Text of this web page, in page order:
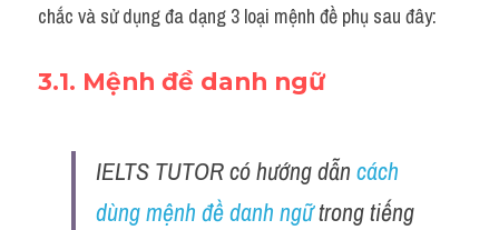
chắc và sử dụng đa dạng 3 loại mệnh đề phụ sau đây:
3.1. Mệnh đề danh ngữ
IELTS TUTOR có hướng dẫn cách
dùng mệnh đề danh ngữ trong tiếng